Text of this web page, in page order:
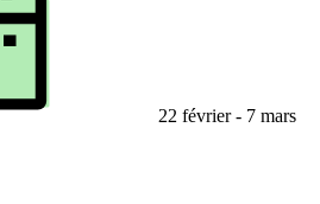
22 février - 7 mars